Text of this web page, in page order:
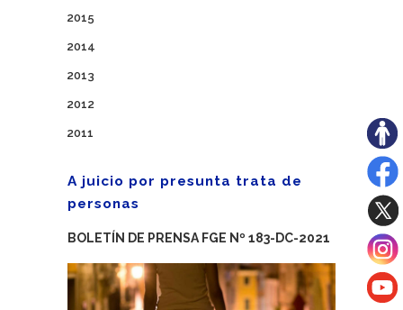
2015
2014
2013
2012
2011
A juicio por presunta trata de
personas
BOLETÍN DE PRENSA FGE Nº 183-DC-2021